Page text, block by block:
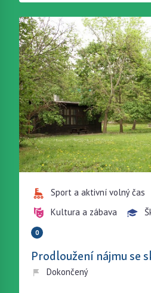
Sport a aktivní volný čas
Kultura a zábava
0
Prodloužení nájmu se
Dokončený